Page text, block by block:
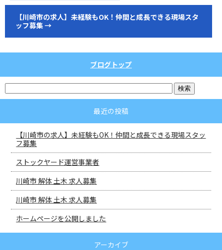
【川崎市の求人】未経験もOK！仲間と成長できる現場スタ
ッフ募集→
ブログトップ
最近の投稿
【川崎市の求人】未経験もOK！仲間と成長できる現場スタッ
フ募集
ストックヤード運営事業者
川崎市 解体 土木 求人募集
川崎市 解体 土木 求人募集
ホームページを公開しました
アーカイブ